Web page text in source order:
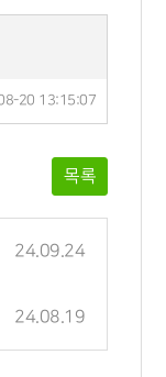
20 13:15:07
목록
24.09.24
24.08.19